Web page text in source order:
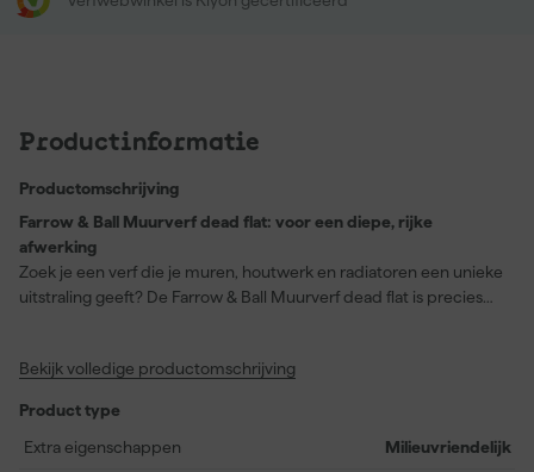
Productinformatie
Productomschrijving
Farrow & Ball Muurverf dead flat: voor een diepe, rijke
afwerking
Zoek je een verf die je muren, houtwerk en radiatoren een unieke
uitstraling geeft? De Farrow & Ball Muurverf dead flat is precies
rijke kleur die je ruimte instant transformeert. Geschikt voor
gemakkelijk aan te brengen met een airless spuitapparatuur,
kwast of viltroller. Met zijn geurarme en milieuvriendelijke
Bekijk volledige productomschrijving
Product type
Extra eigenschappen
Milieuvriendelijk